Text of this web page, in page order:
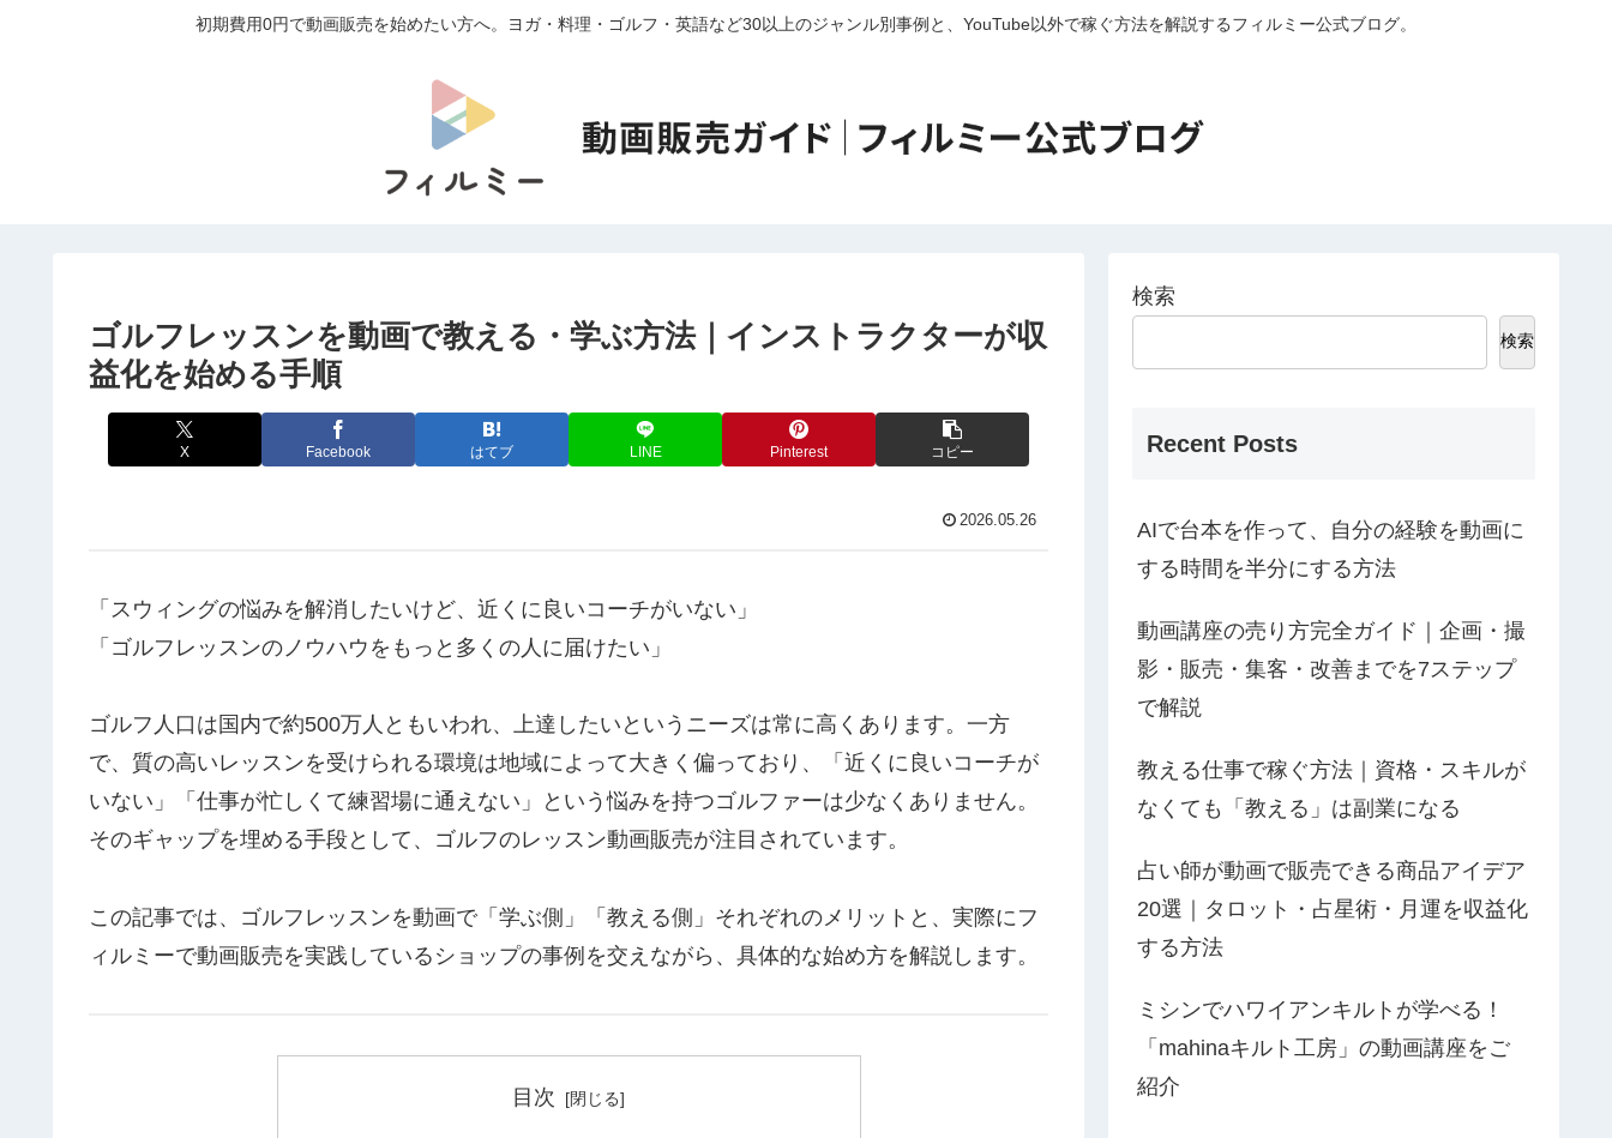
初期費用0円で動画販売を始めたい方へ。ヨガ・料理・ゴルフ・英語など30以上のジャンル別事例と、YouTube以外で稼ぐ方法を解説するフィルミー公式ブログ。
ゴルフレッスンを動画で教える・学ぶ方法｜インストラクターが収
益化を始める手順
X Facebook はてブ LINE Pinterest コピー
2026.05.26
「スウィングの悩みを解消したいけど、近くに良いコーチがいない」
「ゴルフレッスンのノウハウをもっと多くの人に届けたい」
ゴルフ人口は国内で約500万人ともいわれ、上達したいというニーズは常に高くあります。一方
で、質の高いレッスンを受けられる環境は地域によって大きく偏っており、「近くに良いコーチが
いない」「仕事が忙しくて練習場に通えない」という悩みを持つゴルファーは少なくありません。
そのギャップを埋める手段として、ゴルフのレッスン動画販売が注目されています。
この記事では、ゴルフレッスンを動画で「学ぶ側」「教える側」それぞれのメリットと、実際にフ
ィルミーで動画販売を実践しているショップの事例を交えながら、具体的な始め方を解説します。
目次
検索
検索
Recent Posts
AIで台本を作って、自分の経験を動画に
する時間を半分にする方法
動画講座の売り方完全ガイド｜企画・撮
影・販売・集客・改善までを7ステップ
で解説
教える仕事で稼ぐ方法｜資格・スキルが
なくても「教える」は副業になる
占い師が動画で販売できる商品アイデア
20選｜タロット・占星術・月運を収益化
する方法
ミシンでハワイアンキルトが学べる！
「mahinaキルト工房」の動画講座をご
紹介